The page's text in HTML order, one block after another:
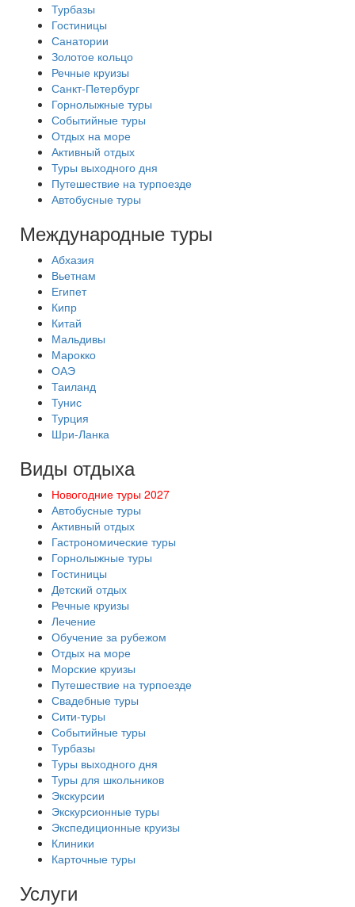
Турбазы
Гостиницы
Санатории
Золотое кольцо
Речные круизы
Санкт-Петербург
Горнолыжные туры
Событийные туры
Отдых на море
Активный отдых
Туры выходного дня
Путешествие на турпоезде
Автобусные туры
Международные туры
Абхазия
Вьетнам
Египет
Кипр
Китай
Мальдивы
Марокко
ОАЭ
Таиланд
Тунис
Турция
Шри-Ланка
Виды отдыха
Новогодние туры 2027
Автобусные туры
Активный отдых
Гастрономические туры
Горнолыжные туры
Гостиницы
Детский отдых
Речные круизы
Лечение
Обучение за рубежом
Отдых на море
Морские круизы
Путешествие на турпоезде
Свадебные туры
Сити-туры
Событийные туры
Турбазы
Туры выходного дня
Туры для школьников
Экскурсии
Экскурсионные туры
Экспедиционные круизы
Клиники
Карточные туры
Услуги